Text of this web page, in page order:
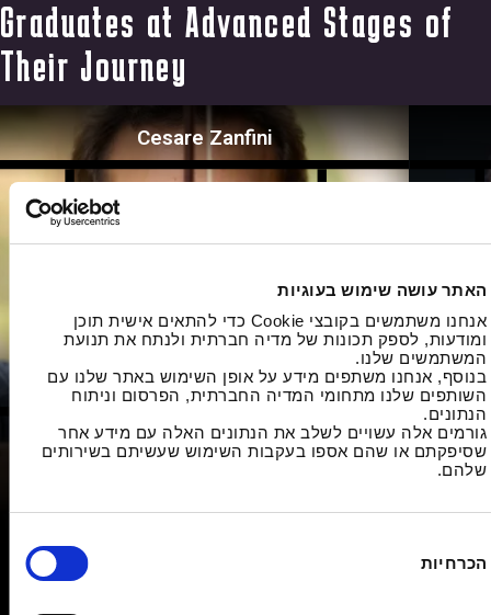
האתר עושה שימוש בעוגיות
אנחנו משתמשים בקובצי Cookie כדי להתאים אישית תוכן
ומודעות, לספק תכונות של מדיה חברתית ולנתח את תנועת
המשתמשים שלנו.
בנוסף, אנחנו משתפים מידע על אופן השימוש באתר שלנו עם
השותפים שלנו מתחומי המדיה החברתית, הפרסום וניתוח
הנתונים.
גורמים אלה עשויים לשלב את הנתונים האלה עם מידע אחר
שסיפקתם או שהם אספו בעקבות השימוש שעשיתם בשירותים
שלהם.
הכרחיות
Graduates at Advanced Stages of
Their Journey
Cesare Zanfini